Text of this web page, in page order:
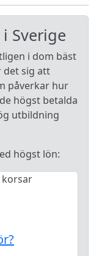
Sverige
i dom bäst
det sig att
påverkar hur
högst betalda
utbildning
högst lön: